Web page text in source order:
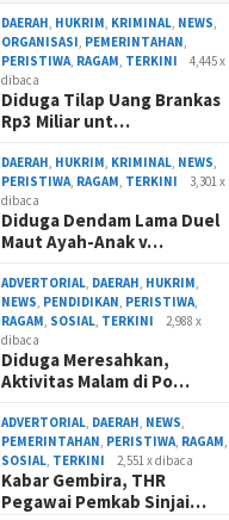
DAERAH HUKRIM KRIMINAL NEWS
ORGANISASI PEMERINTAHAN
PERISTIWA RAGAM TERKINI
4,445 x
dibaca
Diduga Tilap Uang Brankas
Rp3 Miliar unt…
DAERAH HUKRIM KRIMINAL NEWS
PERISTIWA RAGAM TERKINI
3,301 x
dibaca
Diduga Dendam Lama Duel
Maut Ayah-Anak v…
ADVERTORIAL DAERAH HUKRIM
NEWS PENDIDIKAN PERISTIWA
RAGAM SOSIAL TERKINI
2,988 x
dibaca
Diduga Meresahkan,
Aktivitas Malam di Po…
ADVERTORIAL DAERAH NEWS
PEMERINTAHAN PERISTIWA RAGAM
SOSIAL TERKINI 2,551 x dibaca
Kabar Gembira, THR
Pegawai Pemkab Sinjai…